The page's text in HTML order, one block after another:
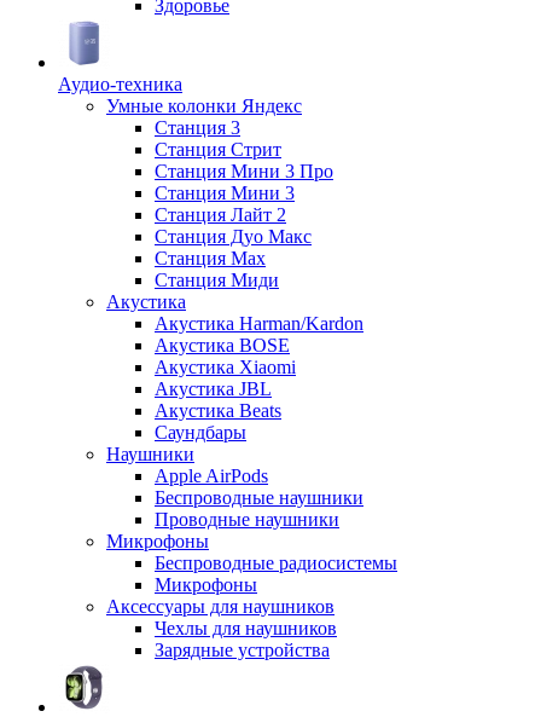
Здоровье
Аудио-техника
Умные колонки Яндекс
Станция 3
Станция Стрит
Станция Мини 3 Про
Станция Мини 3
Станция Лайт 2
Станция Дуо Макс
Станция Max
Станция Миди
Акустика
Акустика Harman/Kardon
Акустика BOSE
Акустика Xiaomi
Акустика JBL
Акустика Beats
Саундбары
Наушники
Apple AirPods
Беспроводные наушники
Проводные наушники
Микрофоны
Беспроводные радиосистемы
Микрофоны
Аксессуары для наушников
Чехлы для наушников
Зарядные устройства